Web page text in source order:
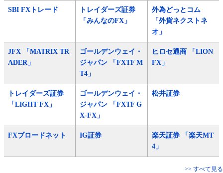
SBI FXトレード
トレイダーズ証券
「みんなのFX」
外為どっとコム
「外貨ネクストネ
オ」
JFX 「MATRIX TR
ADER」
ゴールデンウェイ・
ジャパン 「FXTF M
T4」
ヒロセ通商 「LION
FX」
トレイダーズ証券
「LIGHT FX」
ゴールデンウェイ・
ジャパン 「FXTF G
X-FX」
松井証券
FXブロードネット IG証券
楽天証券 「楽天MT
4」
>> すべて見る